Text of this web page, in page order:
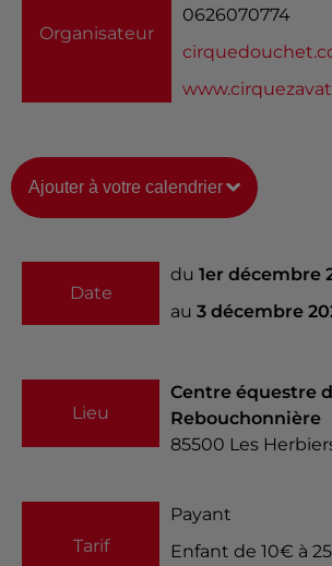
Organisateur
0626070774
Ajouter à votre calendrier
Date
du 1er décembre
au 3 décembre
Lieu
Centre équestre
Rebouchonnière
85500 Les
Tarif
Payant
Enfant de 10€ à